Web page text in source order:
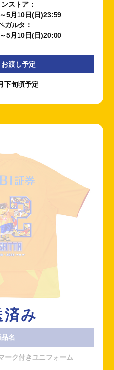
ストア：
5月10日(日)23:59
ガルタ：
5月10日(日)20:00
渡し予定
下旬頃予定
名
ーク付きユニフォーム
済み